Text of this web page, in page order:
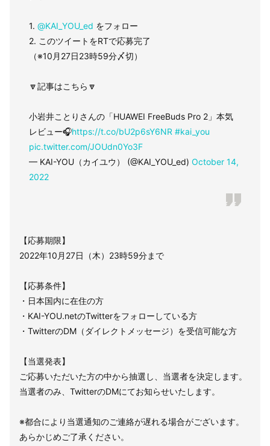
1. @KAI_YOU_ed をフォロー
2. このツイートをRTで応募完了
（※10月27日23時59分〆切）
🔽記事はこちら🔽
小岩井ことりさんの「HUAWEI FreeBuds Pro 2」本気
レビュー🎧https://t.co/bU2p6sY6NR #kai_you
pic.twitter.com/JOUdn0Yo3F
— KAI-YOU（カイユウ） (@KAI_YOU_ed) October 14,
2022
【応募期限】
2022年10月27日（木）23時59分まで
【応募条件】
・日本国内に在住の方
・KAI-YOU.netのTwitterをフォローしている方
・TwitterのDM（ダイレクトメッセージ）を受信可能な方
【当選発表】
ご応募いただいた方の中から抽選し、当選者を決定します。
当選者のみ、TwitterのDMにてお知らせいたします。
※都合により当選通知のご連絡が遅れる場合がございます。
あらかじめご了承ください。